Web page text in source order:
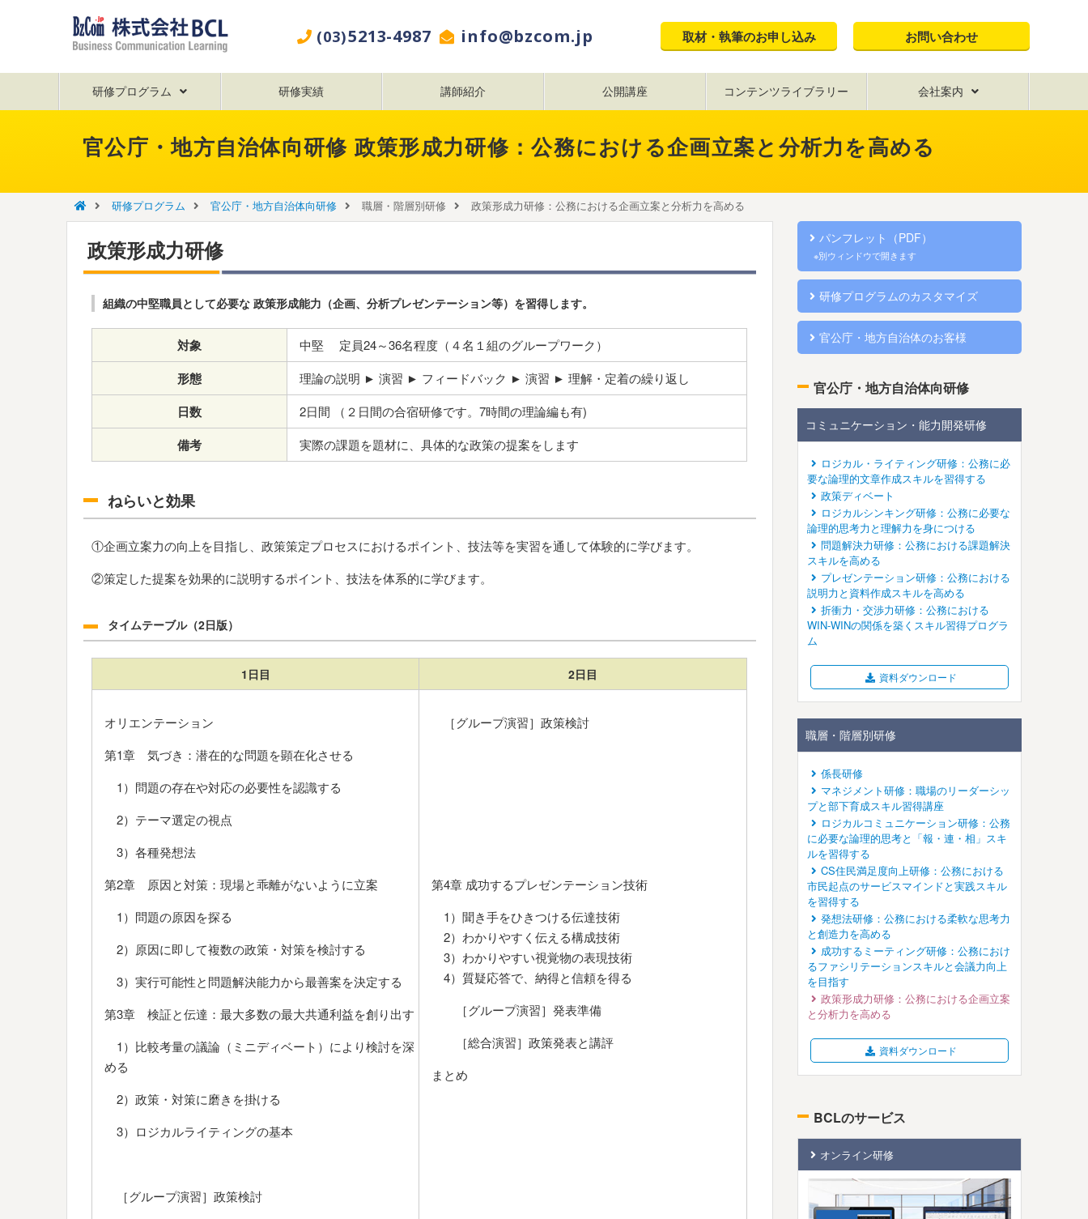
(03)5213-4987 info@bzcom.jp 取材・執筆のお申し込み お問い合わせ
研修プログラム 研修実績 講師紹介 公開講座 コンテンツライブラリー 会社案内
官公庁・地方自治体向研修 政策形成力研修：公務における企画立案と分析力を高める
研修プログラム 官公庁・地方自治体向研修 職層・階層別研修 政策形成力研修：公務における企画立案と分析力を高める
政策形成力研修
組織の中堅職員として必要な 政策形成能力（企画、分析プレゼンテーション等）を習得します。
対象 中堅 定員24～36名程度（４名１組のグループワーク）
形態 理論の説明 ► 演習 ► フィードバック ► 演習 ► 理解・定着の繰り返し
日数 2日間 （２日間の合宿研修です。7時間の理論編も有)
備考 実際の課題を題材に、具体的な政策の提案をします
ねらいと効果
①企画立案力の向上を目指し、政策策定プロセスにおけるポイント、技法等を実習を通して体験的に学びます。
②策定した提案を効果的に説明するポイント、技法を体系的に学びます。
タイムテーブル（2日版）
1日目 2日目
オリエンテーション
第1章 気づき：潜在的な問題を顕在化させる
1）問題の存在や対応の必要性を認識する
2）テーマ選定の視点
3）各種発想法
第2章 原因と対策：現場と乖離がないように立案
1）問題の原因を探る
2）原因に即して複数の政策・対策を検討する
3）実行可能性と問題解決能力から最善案を決定する
第3章 検証と伝達：最大多数の最大共通利益を創り出す
1）比較考量の議論（ミニディベート）により検討を深
める
2）政策・対策に磨きを掛ける
3）ロジカルライティングの基本
［グループ演習］政策検討
［グループ演習］政策検討
第4章 成功するプレゼンテーション技術
1）聞き手をひきつける伝達技術
2）わかりやすく伝える構成技術
3）わかりやすい視覚物の表現技術
4）質疑応答で、納得と信頼を得る
［グループ演習］発表準備
［総合演習］政策発表と講評
まとめ
パンフレット（PDF）
※別ウィンドウで開きます
研修プログラムのカスタマイズ
官公庁・地方自治体のお客様
官公庁・地方自治体向研修
コミュニケーション・能力開発研修
ロジカル・ライティング研修：公務に必
要な論理的文章作成スキルを習得する
政策ディベート
ロジカルシンキング研修：公務に必要な
論理的思考力と理解力を身につける
問題解決力研修：公務における課題解決
スキルを高める
プレゼンテーション研修：公務における
説明力と資料作成スキルを高める
折衝力・交渉力研修：公務における
WIN-WINの関係を築くスキル習得プログラ
ム
資料ダウンロード
職層・階層別研修
係長研修
マネジメント研修：職場のリーダーシッ
プと部下育成スキル習得講座
ロジカルコミュニケーション研修：公務
に必要な論理的思考と「報・連・相」スキ
ルを習得する
CS住民満足度向上研修：公務における
市民起点のサービスマインドと実践スキル
を習得する
発想法研修：公務における柔軟な思考力
と創造力を高める
成功するミーティング研修：公務におけ
るファシリテーションスキルと会議力向上
を目指す
政策形成力研修：公務における企画立案
と分析力を高める
資料ダウンロード
BCLのサービス
オンライン研修